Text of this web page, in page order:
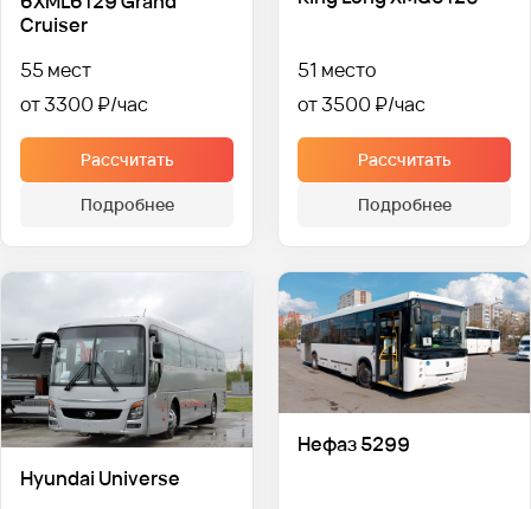
Cruiser
55 мест
от 3300 ₽
Рассчитать
Подробнее
51 место
от 3500 ₽
Рассчитать
Подробнее
Hyundai Universe
Нефаз 5299